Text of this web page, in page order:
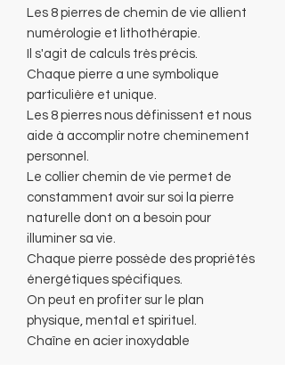
Les 8 pierres de chemin de vie allient
numérologie et lithothérapie.
Il s'agit de calculs très précis.
Chaque pierre a une symbolique
particulière et unique.
Les 8 pierres nous définissent et nous
aide à accomplir notre cheminement
personnel.
Le collier chemin de vie permet de
constamment avoir sur soi la pierre
naturelle dont on a besoin pour
illuminer sa vie.
Chaque pierre possède des propriétés
énergétiques spécifiques.
On peut en profiter sur le plan
physique, mental et spirituel.
Chaîne en acier inoxydable